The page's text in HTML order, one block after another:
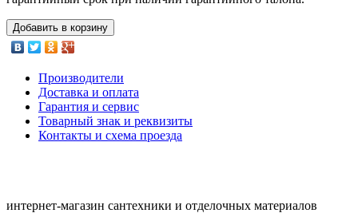
Добавить в корзину
Производители
Доставка и оплата
Гарантия и сервис
Товарный знак и реквизиты
Контакты и схема проезда
интернет-магазин сантехники и отделочных материалов